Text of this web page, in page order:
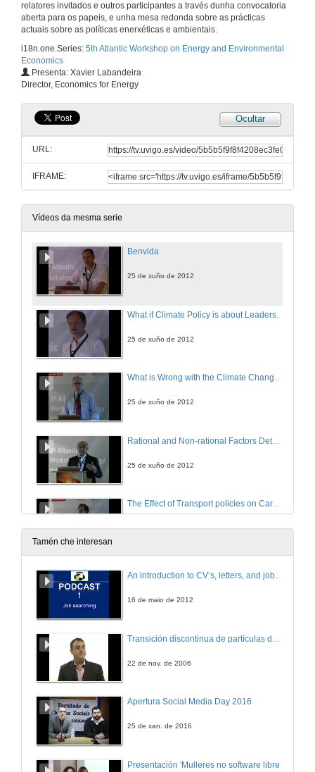
relatores invitados e outros participantes a través dunha convocatoria
aberta para os papeis, e unha mesa redonda sobre as prácticas
actuais sobre as políticas enerxéticas e ambientais.
i18n.one.Series: 5th Atlantic Workshop on Energy and Environmental
Economics
Presenta: Xavier Labandeira
Director, Economics for Energy
Ocultar
URL:
IFRAME:
Vídeos da mesma serie
Benvida
25 de xuño de 2012
25 de xuño de 2012
What is Wrong with the Climate Change Damage Functions?
25 de xuño de 2012
25 de xuño de 2012
The Effect of Transport policies on Car Use: Theory and Evidence from Latin American Cities
25 de xuño de 2012
Tamén che interesan
An introduction to CV’s, letters, and job searching
16 de maio de 2012
22 de nov. de 2006
Apertura Social Media Day 2016
25 de xan. de 2016
Presentación 'Mulleres no software libre'